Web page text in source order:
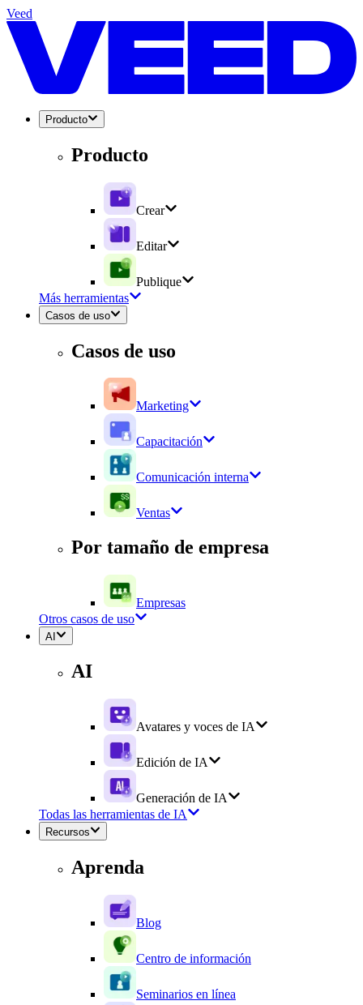
Veed
Producto
Producto
Crear
Editar
Publique
Más herramientas
Casos de uso
Casos de uso
Marketing
Capacitación
Comunicación interna
Ventas
Por tamaño de empresa
Empresas
Otros casos de uso
AI
AI
Avatares y voces de IA
Edición de IA
Generación de IA
Todas las herramientas de IA
Recursos
Aprenda
Blog
Centro de información
Seminarios en línea